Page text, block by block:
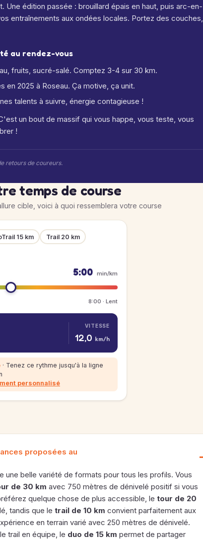
Une édition passée : brouillard épais en haut, puis arc-en-
entraînements aux ondées locales. Portez des couches,
au rendez-vous
fruits, sucré-salé. Comptez 3-4 sur 30 km.
en 2025 à Roseau. Ça motive, ça unit.
talents à suivre, énergie contagieuse !
un bout de massif qui vous happe, vous teste, vous
!
retours de coureurs.
temps de course
cible, voici à quoi ressemblera votre course
15 km
Trail 20 km
5:00 min/km
8:00 · Lent
VITESSE
12,0 km/h
· Tenez ce rythme jusqu'à la ligne
personnalisé
proposées au
une belle variété de formats pour tous les profils. Vous
de 30 km avec 750 mètres de dénivelé positif si vous
quelque chose de plus accessible, le tour de 20
tandis que le trail de 10 km convient parfaitement aux
en terrain varié avec 250 mètres de dénivelé.
trail en équipe, le duo de 15 km permet de partager